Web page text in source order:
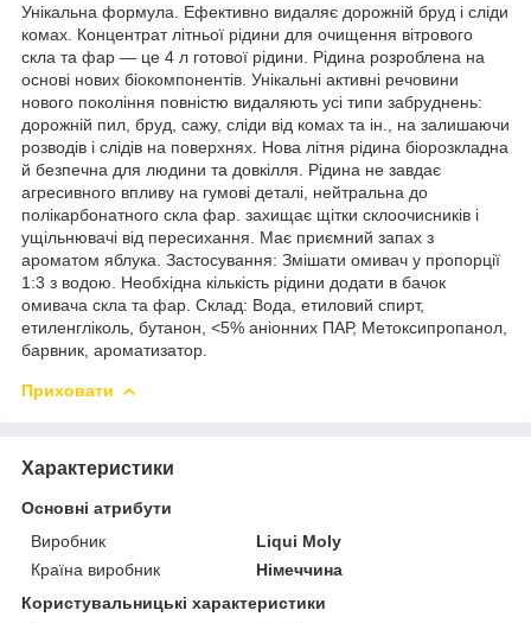
Унікальна формула. Ефективно видаляє дорожній бруд і сліди
комах. Концентрат літньої рідини для очищення вітрового
скла та фар — це 4 л готової рідини. Рідина розроблена на
основі нових біокомпонентів. Унікальні активні речовини
нового покоління повністю видаляють усі типи забруднень:
дорожній пил, бруд, сажу, сліди від комах та ін., на залишаючи
розводів і слідів на поверхнях. Нова літня рідина біорозкладна
й безпечна для людини та довкілля. Рідина не завдає
агресивного впливу на гумові деталі, нейтральна до
полікарбонатного скла фар. захищає щітки склоочисників і
ущільнювачі від пересихання. Має приємний запах з
ароматом яблука. Застосування: Змішати омивач у пропорції
1:3 з водою. Необхідна кількість рідини додати в бачок
омивача скла та фар. Склад: Вода, етиловий спирт,
етиленгліколь, бутанон, <5% аніонних ПАР, Метоксипропанол,
барвник, ароматизатор.
Приховати
Характеристики
Основні атрибути
Виробник
Liqui Moly
Країна виробник
Німеччина
Користувальницькі характеристики